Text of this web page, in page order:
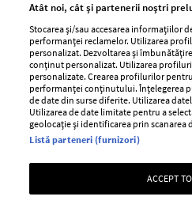
GSP
Unica
Baby
Retete
Pariază responsabil! Decizia
Jocurile de noroc sunt
Atât noi, cât și partenerii noștri
Stocarea și/sau accesarea informațiilor
performanței reclamelor. Utilizarea
personalizat. Dezvoltarea și
conținut personalizat. Utilizarea
personalizate. Crearea profilurilor
performanței conținutului. Înțelegerea
de date din surse diferite. Utilizarea
Utilizarea de date limitate pentru a
geolocație și identificarea prin scanarea
Listă parteneri (furnizori)
ACCEPT